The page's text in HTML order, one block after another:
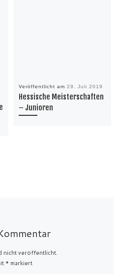
Veröffentlicht am 29. Juli 2019
Hessische Meisterschaften
– Junioren
nicht veröffentlicht.
* markiert